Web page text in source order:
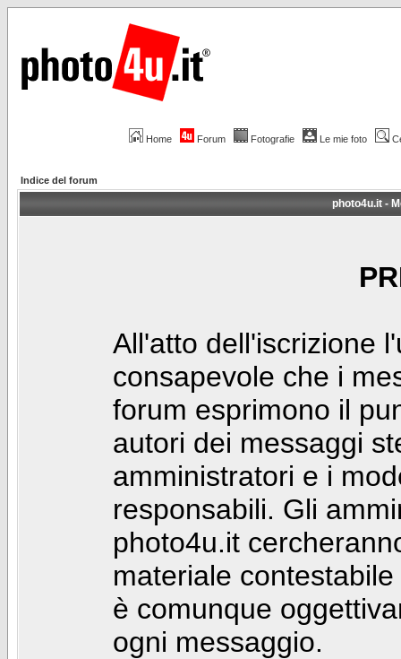
Home Forum Fotografie Le mie foto
Indice del forum
photo4u.it -
All'atto dell'iscrizione
consapevole che i
forum esprimono il
autori dei messaggi
amministratori e i
responsabili. Gli
photo4u.it
materiale
è comunque
ogni messaggio.